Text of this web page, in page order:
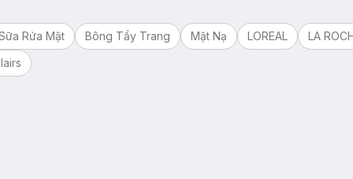
Rửa Mặt Bông Tẩy Trang Mặt Nạ LOREAL LA